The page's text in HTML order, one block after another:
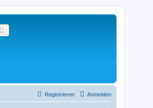
Anmelden
Registrieren